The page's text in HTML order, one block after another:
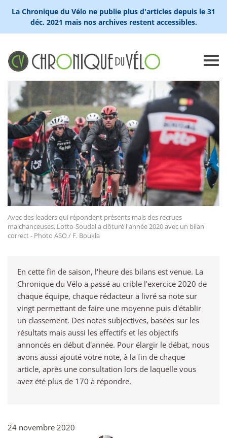
La Chronique du Vélo ne publie plus d'articles depuis le 31
déc. 2021 mais nos archives restent accessibles.
Avec des leaders qui répondent présents mais des recrues
malchanceuses, Lotto-Soudal a clôturé l'année 2020 avec un bilan
correct - Photo ASO / F. Boukla
En cette fin de saison, l'heure des bilans est venue. La
Chronique du Vélo a passé au crible l'exercice 2020 de
chaque équipe, chaque rédacteur a livré sa note sur
vingt permettant de faire une moyenne puis d'établir
un classement. Des notes subjectives, basées sur les
résultats mais aussi les effectifs et les objectifs
annoncés en début d'année. Pour élargir le débat, nous
avons aussi ajouté votre note, à la fin de chaque
article, après une consultation lors de laquelle vous
avez été plus de 170 à répondre.
24 novembre 2020